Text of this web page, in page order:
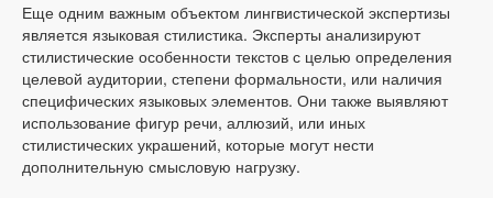
Еще одним важным объектом лингвистической экспертизы
является языковая стилистика. Эксперты анализируют
стилистические особенности текстов с целью определения
целевой аудитории, степени формальности, или наличия
специфических языковых элементов. Они также выявляют
использование фигур речи, аллюзий, или иных
стилистических украшений, которые могут нести
дополнительную смысловую нагрузку.